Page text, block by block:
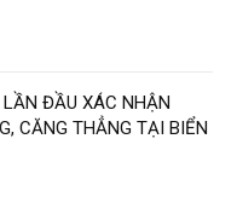
LẦN ĐẦU XÁC NHẬN
CĂNG THẲNG TẠI BIỂN